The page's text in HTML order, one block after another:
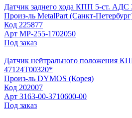
Датчик заднего хода КПП 5-ст. АДС
Произ-ль MetalPart (Санкт-
Код 225877
Арт МР-255-1702050
Под заказ
Датчик нейтрального положения
47124Т00320*
Произ-ль DYMOS (Корея)
Код 202007
Арт 3163-00-3710600-00
Под заказ